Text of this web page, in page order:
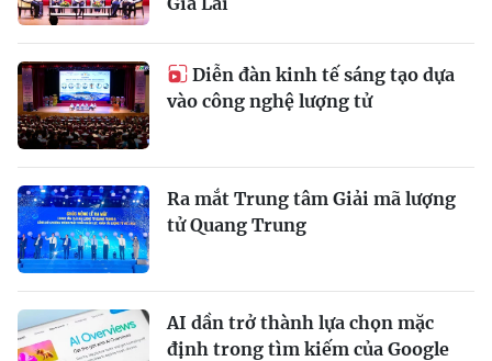
Diễn đàn kinh tế sáng tạo dựa
vào công nghệ lượng tử
Ra mắt Trung tâm Giải mã lượng
tử Quang Trung
AI dần trở thành lựa chọn mặc
định trong tìm kiếm của Google